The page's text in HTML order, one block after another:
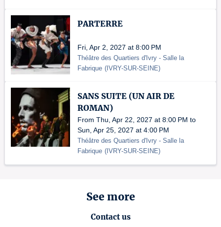
PARTERRE
Fri, Apr 2, 2027 at 8:00 PM
Théâtre des Quartiers d'Ivry - Salle la
Fabrique ( IVRY-SUR-SEINE)
SANS SUITE (UN AIR DE
ROMAN)
From Thu, Apr 22, 2027 at 8:00 PM to
Sun, Apr 25, 2027 at 4:00 PM
Théâtre des Quartiers d'Ivry - Salle la
Fabrique ( IVRY-SUR-SEINE)
See more
Contact us